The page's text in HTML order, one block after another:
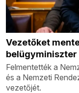
Vezetőket
belügyminiszter
Felmentették a
és a Nemzeti
vezetőjét.